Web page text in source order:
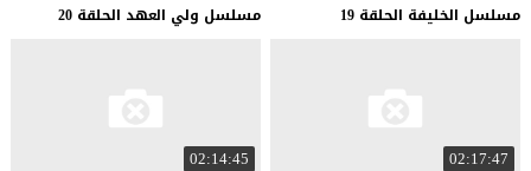
مسلسل الخليفة الحلقة 19 مسلسل ولي العهد الحلقة 20
02:17:47
02:14:45